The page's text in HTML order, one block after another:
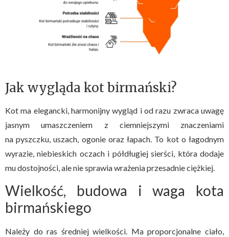
Jak wygląda kot birmański?
Kot ma elegancki, harmonijny wygląd i od razu zwraca uwagę
jasnym umaszczeniem z ciemniejszymi znaczeniami
na pyszczku, uszach, ogonie oraz łapach. To kot o łagodnym
wyrazie, niebieskich oczach i półdługiej sierści, która dodaje
mu dostojności, ale nie sprawia wrażenia przesadnie ciężkiej.
Wielkość, budowa i waga kota
birmańskiego
Należy do ras średniej wielkości. Ma proporcjonalne ciało,